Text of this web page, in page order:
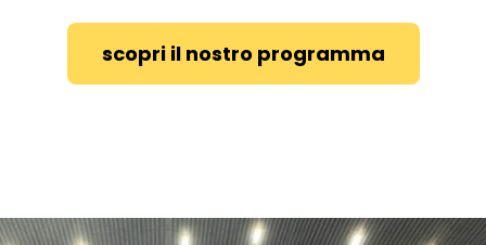
scopri il nostro programma